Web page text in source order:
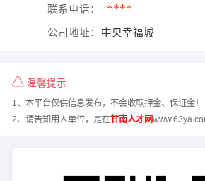
联系电话： ****
公司地址： 中央幸福城
温馨提示
1、本平台仅供信息发布，不会收取押金、保证金！
2、请告知用人单位，是在甘南人才网